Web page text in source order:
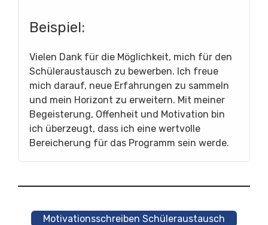
Beispiel:
Vielen Dank für die Möglichkeit, mich für den
Schüleraustausch zu bewerben. Ich freue
mich darauf, neue Erfahrungen zu sammeln
und mein Horizont zu erweitern. Mit meiner
Begeisterung, Offenheit und Motivation bin
ich überzeugt, dass ich eine wertvolle
Bereicherung für das Programm sein werde.
Motivationsschreiben Schüleraustausch